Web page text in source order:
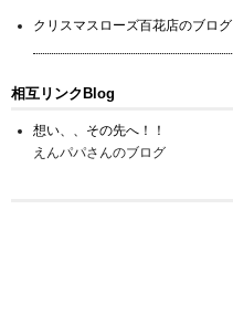
クリスマスローズ百花店のブログ
相互リンクBlog
想い、、その先へ！！
えんパパさんのブログ